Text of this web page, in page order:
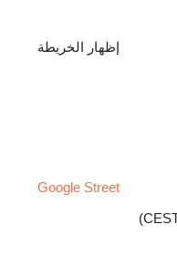
إظهار الخريطة
Google Street